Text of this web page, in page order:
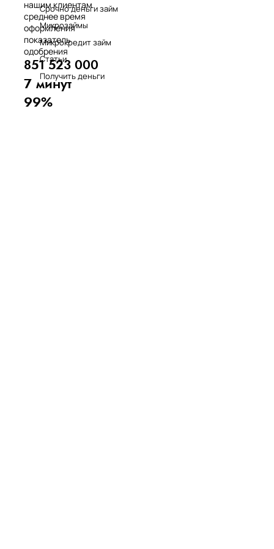
Срочно деньги займ
Микрозаймы
Микрокредит займ
Статьи
Получить деньги
нашим клиентам
среднее время
оформления
показатель
одобрения
851 523 000
7 минут
99%